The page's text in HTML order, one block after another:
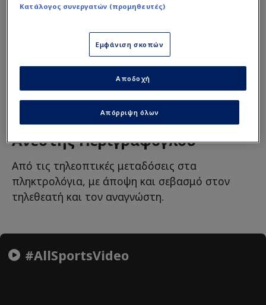
Ανέστης Περιγράφογλου
Από τις τηλεοπτικές μεταδόσεις στα
πληκτρολόγια, με άποψη και σεβασμό στον
τηλεθεατή και τον αναγνώστη.
#AllSportsVideo
Κατάλογος συνεργατών (προμηθευτές)
Εμφάνιση σκοπών
Απόρριψη όλων
Αποδοχή